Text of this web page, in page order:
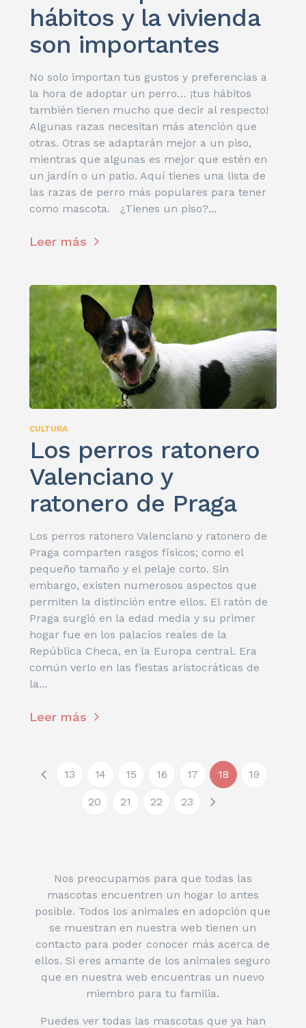
hábitos y la vivienda
son importantes
No solo importan tus gustos y preferencias a
la hora de adoptar un perro… ¡tus hábitos
también tienen mucho que decir al respecto!
Algunas razas necesitan más atención que
otras. Otras se adaptarán mejor a un piso,
mientras que algunas es mejor que estén en
un jardín o un patio. Aquí tienes una lista de
las razas de perro más populares para tener
como mascota. ¿Tienes un piso?...
Leer más
CULTURA
Los perros ratonero
Valenciano y
ratonero de Praga
Los perros ratonero Valenciano y ratonero de
Praga comparten rasgos físicos; como el
pequeño tamaño y el pelaje corto. Sin
embargo, existen numerosos aspectos que
permiten la distinción entre ellos. El ratón de
Praga surgió en la edad media y su primer
hogar fue en los palacios reales de la
República Checa, en la Europa central. Era
común verlo en las fiestas aristocráticas de
la...
Leer más
13 14 15 16 17 18 19
20 21 22 23
Nos preocupamos para que todas las
mascotas encuentren un hogar lo antes
posible. Todos los animales en adopción que
se muestran en nuestra web tienen un
contacto para poder conocer más acerca de
ellos. Si eres amante de los animales seguro
que en nuestra web encuentras un nuevo
miembro para tu familia.
Puedes ver todas las mascotas que ya han